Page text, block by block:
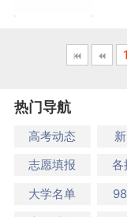
1
热门导航
高考动态
志愿填报
各
大学名单